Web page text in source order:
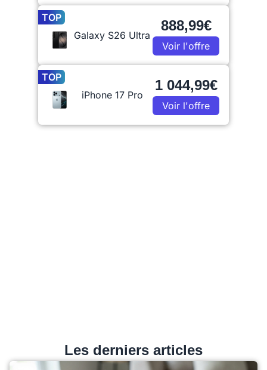
TOP
Galaxy S26 Ultra
888,99€
Voir l'offre
TOP
iPhone 17 Pro
1 044,99€
Voir l'offre
Les derniers articles